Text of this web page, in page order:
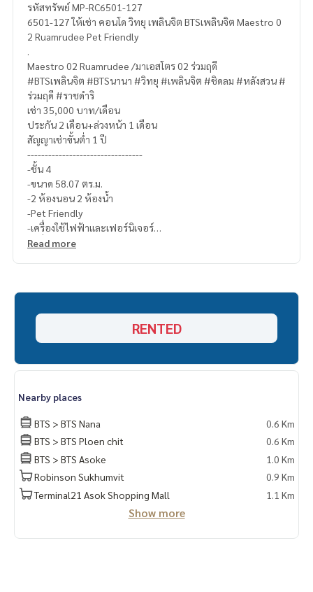
รหัสทรัพย์ MP-RC6501-127
6501-127 ให้เช่า คอนโด วิทยุ เพลินจิต BTSเพลินจิต Maestro 0
2 Ruamrudee Pet Friendly
.
Maestro 02 Ruamrudee /มาเอสโตร 02 ร่วมฤดี
#BTSเพลินจิต #BTSนานา #วิทยุ #เพลินจิต #ชิดลม #หลังสวน #
ร่วมฤดี #ราชดำริ
เช่า 35,000 บาท/เดือน
ประกัน 2 เดือน+ล่วงหน้า 1 เดือน
สัญญาเช่าขั้นต่ำ 1 ปี
---------------------------------
-ชั้น 4
-ขนาด 58.07 ตร.ม.
-2 ห้องนอน 2 ห้องน้ำ
-Pet Friendly
-เครื่องใช้ไฟฟ้าและเฟอร์นิเจอร์
-เครื่องใช้ไฟฟ้าครบ
Line official : @matchingproperty (มี @ ข้างหน้า)
https://lin.ee/C4eqRVC
นท์ โรงแรม รีสอร์ท กับทีมงานอสังหาฯมืออาชีพ ที่ทำงานกันเป็นร
กค้าได้อย่างรวดเร็ว
.
เช่า คอนโด Maestro 02 Ruamrudee /มาเอสโตร 02 ร่วมฤดี
คอนโด เช่่า วิทยุ เพลินจิต ชิดลม หลังสวน ร่วมฤดี ราชดำริ
คอนโด BTSนานา เช่า
Maestro 02 Ruamrudee rent
Maestro 02 Ruamrudee rent Wireless,Ploenchit,Chidlom,L
angsuan,Ruamrudee,Rajdamri
Read more
RENTED
Nearby places
BTS > BTS Nana
0.6 Km
BTS > BTS Ploen chit
0.6 Km
BTS > BTS Asoke
1.0 Km
Robinson Sukhumvit
0.9 Km
Terminal21 Asok Shopping Mall
1.1 Km
Show more